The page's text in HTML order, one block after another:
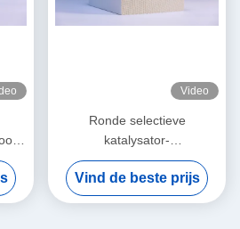
Video
Ronde selectieve
katalysator-
reductieconvertersubstraat
Vind de beste prijs